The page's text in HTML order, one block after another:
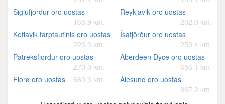
Siglufjordur oro uostas
165.9 km.
Reykjavik oro uostas
202.0 km.
Keflavik tarptautinis oro uostas
223.3 km.
Ísafjörður oro uostas
259.4 km.
Patreksfjordur oro uostas
270.0 km.
Aberdeen Dyce oro uostas
656.1 km.
Florø oro uostas
660.3 km.
Ålesund oro uostas
667.2 km.